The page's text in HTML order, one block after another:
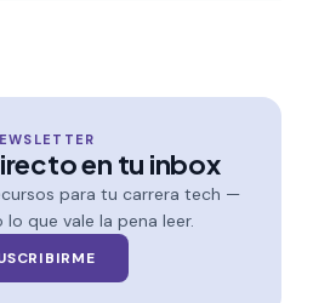
en tu inbox
para tu carrera tech —
lo que vale la pena leer.